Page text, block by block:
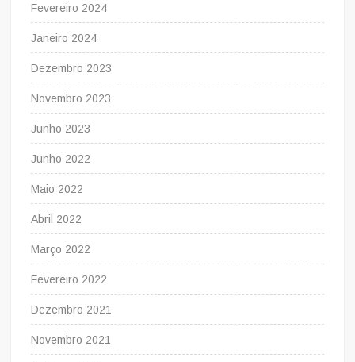
Fevereiro 2024
Janeiro 2024
Dezembro 2023
Novembro 2023
Junho 2023
Junho 2022
Maio 2022
Abril 2022
Março 2022
Fevereiro 2022
Dezembro 2021
Novembro 2021